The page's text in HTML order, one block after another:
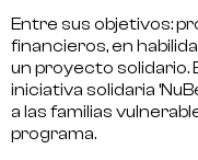
Entre sus objetivos:
financieros, en
un proyecto solidario.
iniciativa solidaria
a las familias
programa.